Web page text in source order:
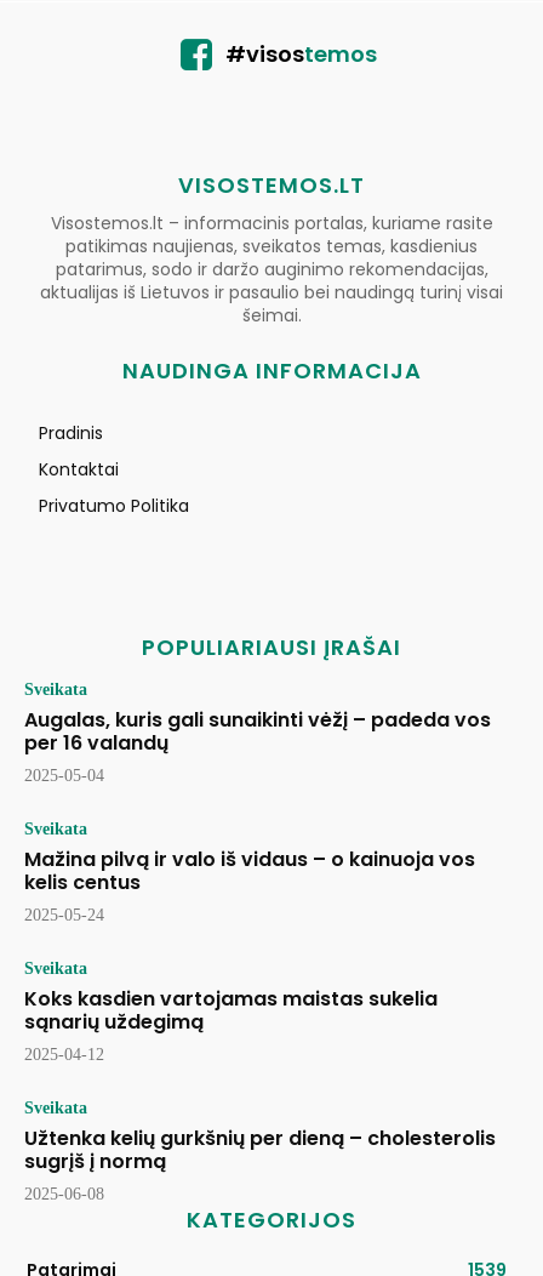
#visostemos
VISOSTEMOS.LT
Visostemos.lt – informacinis portalas, kuriame rasite
patikimas naujienas, sveikatos temas, kasdienius
patarimus, sodo ir daržo auginimo rekomendacijas,
aktualijas iš Lietuvos ir pasaulio bei naudingą turinį visai
šeimai.
NAUDINGA INFORMACIJA
Pradinis
Kontaktai
Privatumo Politika
POPULIARIAUSI ĮRAŠAI
Sveikata
Augalas, kuris gali sunaikinti vėžį – padeda vos
per 16 valandų
2025-05-04
Sveikata
Mažina pilvą ir valo iš vidaus – o kainuoja vos
kelis centus
2025-05-24
Sveikata
Koks kasdien vartojamas maistas sukelia
sąnarių uždegimą
2025-04-12
Sveikata
Užtenka kelių gurkšnių per dieną – cholesterolis
sugrįš į normą
2025-06-08
KATEGORIJOS
Patarimai 1539